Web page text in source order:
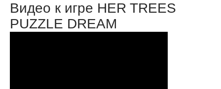
Видео к игре HER TREES
PUZZLE DREAM